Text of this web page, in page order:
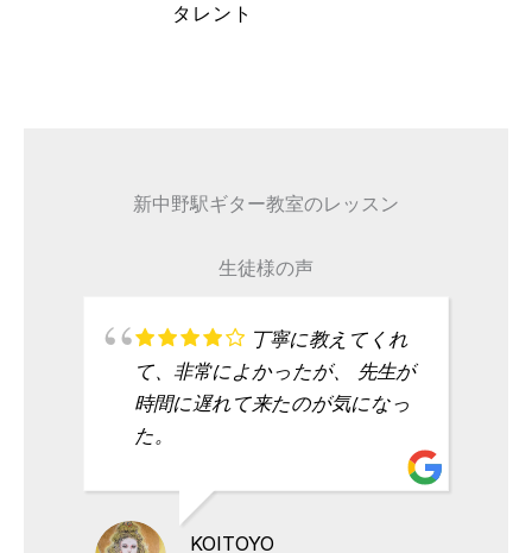
タレント
新中野駅ギター教室のレッスン
生徒様の声
丁寧に教えてくれ
て、非常によかったが、 先生が
時間に遅れて来たのが気になっ
た。
KOITOYO